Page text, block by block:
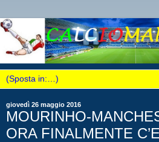
giovedì 26 maggio 2016
MOURINHO-
ORA FINALMENTE